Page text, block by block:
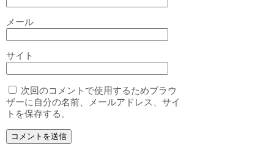
メール
サイト
次回のコメントで使用するためブラウ
ザーに自分の名前、メールアドレス、サイ
トを保存する。